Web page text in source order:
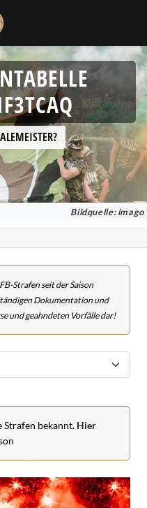
Bildquelle: imago
Strafen seit der Saison
Dokumentation und
und geahndeten Vorfälle dar!
Strafen bekannt. Hier